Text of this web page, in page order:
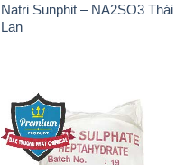
Natri Sunphit – NA2SO3 Thái
Lan